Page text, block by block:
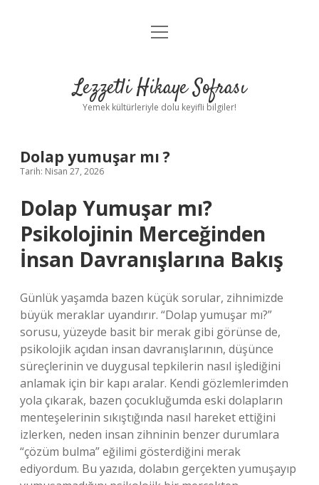
Anasayfa
Yasal Uyarı
menüyü
Lezzetli Hikaye Sofrası
Yemek kültürleriyle dolu keyifli bilgiler!
Dolap yumuşar mı ?
Tarih: Nisan 27, 2026
Dolap Yumuşar mı?
Psikolojinin Merceğinden
İnsan Davranışlarına Bakış
Günlük yaşamda bazen küçük sorular, zihnimizde
büyük meraklar uyandırır. “Dolap yumuşar mı?”
sorusu, yüzeyde basit bir merak gibi görünse de,
psikolojik açıdan insan davranışlarının, düşünce
süreçlerinin ve duygusal tepkilerin nasıl işlediğini
anlamak için bir kapı aralar. Kendi gözlemlerimden
yola çıkarak, bazen çocukluğumda eski dolapların
menteşelerinin sıkıştığında nasıl hareket ettiğini
izlerken, neden insan zihninin benzer durumlara
“çözüm bulma” eğilimi gösterdiğini merak
ediyordum. Bu yazıda, dolabın gerçekten yumuşayıp